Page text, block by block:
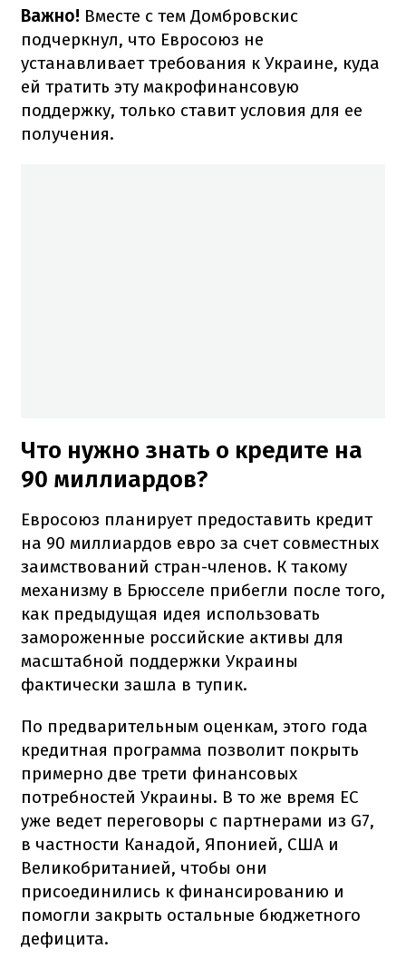
Важно! Вместе с тем Домбровскис
подчеркнул, что Евросоюз не
устанавливает требования к Украине, куда
ей тратить эту макрофинансовую
поддержку, только ставит условия для ее
получения.
Что нужно знать о кредите на
90 миллиардов?
Евросоюз планирует предоставить кредит
на 90 миллиардов евро за счет совместных
заимствований стран-членов. К такому
механизму в Брюсселе прибегли после того,
как предыдущая идея использовать
замороженные российские активы для
масштабной поддержки Украины
фактически зашла в тупик.
По предварительным оценкам, этого года
кредитная программа позволит покрыть
примерно две трети финансовых
потребностей Украины. В то же время ЕС
уже ведет переговоры с партнерами из G7,
в частности Канадой, Японией, США и
Великобританией, чтобы они
присоединились к финансированию и
помогли закрыть остальные бюджетного
дефицита.